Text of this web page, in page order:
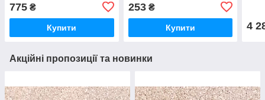
Королла Є12 Е12
775 ₴
Купити
Тойота Королла Е12
253₴
Купити 4
Акційні пропозиції та новинки